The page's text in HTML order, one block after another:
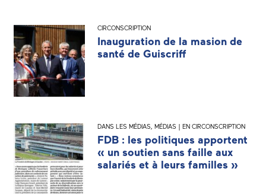
CIRCONSCRIPTION
Inauguration de la masion de
santé de Guiscriff
DANS LES MÉDIAS, MÉDIAS | EN CIRCONSCRIPTION
FDB : les politiques apportent
« un soutien sans faille aux
salariés et à leurs familles »